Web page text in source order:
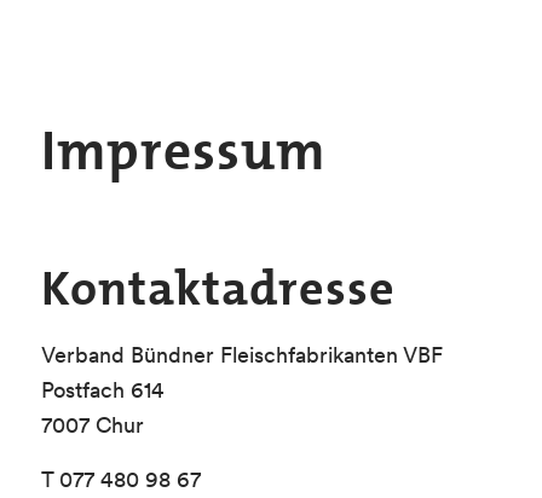
Impressum
Kontaktadresse
Verband Bündner Fleischfabrikanten VBF
Postfach 614
7007 Chur
T 077 480 98 67